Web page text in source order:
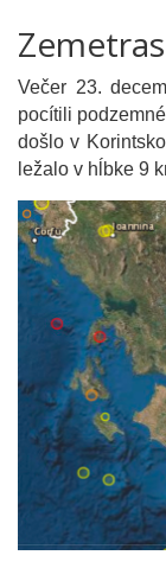
Večer 23.
pocítili
došlo v
ležalo v hĺbke 9